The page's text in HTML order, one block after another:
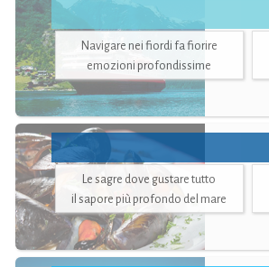
Navigare nei fiordi fa fiorire
emozioni profondissime
Le sagre dove gustare tutto
il sapore più profondo del mare